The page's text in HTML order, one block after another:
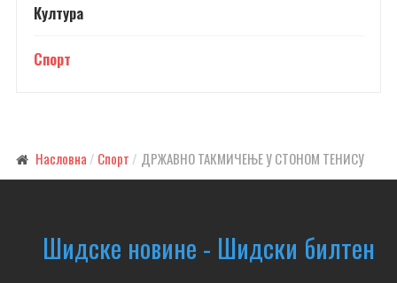
Култура
Спорт
Насловна Спорт ДРЖАВНО ТАКМИЧЕЊЕ У СТОНОМ ТЕНИСУ
Шидске новине - Шидски билтен